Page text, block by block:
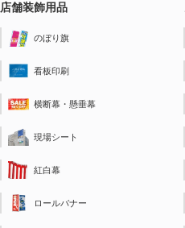
店舗装飾用品
のぼり旗
看板印刷
横断幕・懸垂幕
現場シート
紅白幕
ロールバナー